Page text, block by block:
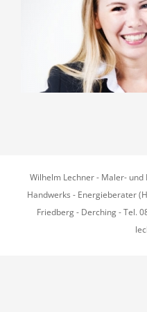
Wilhelm Lechner - Maler-
Handwerks - Energieberater
Friedberg - Derching - Tel.